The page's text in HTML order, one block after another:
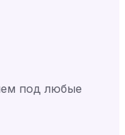
под любые